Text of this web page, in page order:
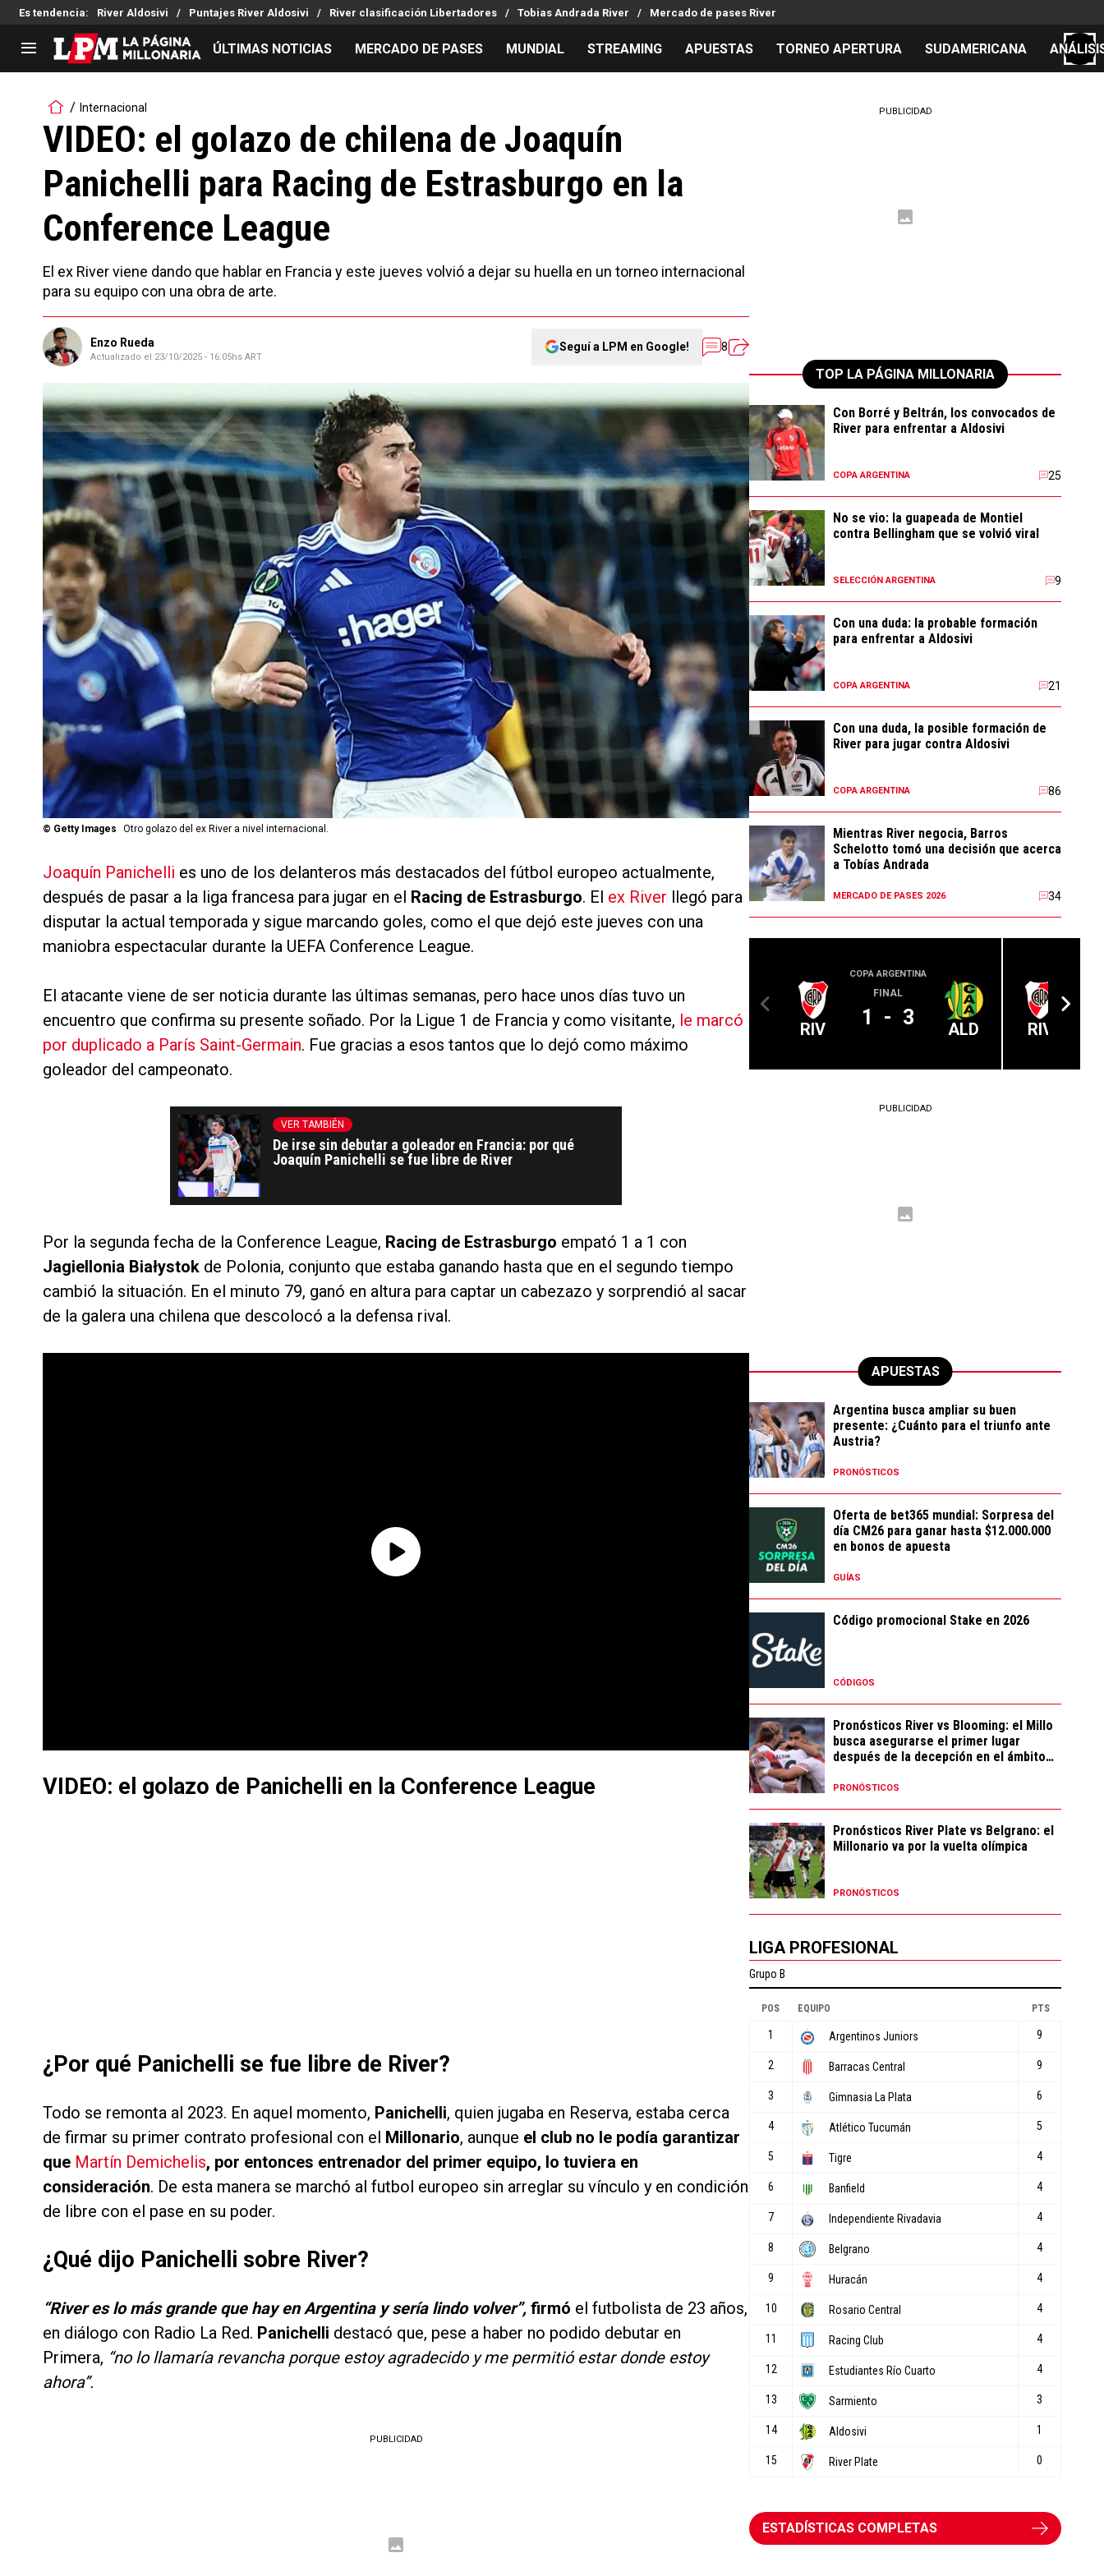
Es tendencia: River Aldosivi Puntajes River Aldosivi River clasificación Libertadores Tobias Andrada River Mercado de pases River
LIGA PROFESIONAL
Noticias
Tabla de posiciones
Fixture
Reserva
Copa Sudamericana
Copa Argentina
Selección Argentina
Mercado de Pases
Análisis tácticos
Juanfer Quintero
Chacho Coudet
Streaming
Entradas
Hinchas
Los goles de River
Pronósticos
ÚLTIMAS NOTICIAS MERCADO DE PASES MUNDIAL STREAMING APUESTAS TORNEO APERTURA SUDAMERICANA
Internacional
VIDEO: el golazo de chilena de Joaquín
Panichelli para Racing de Estrasburgo en la
Conference League
El ex River viene dando que hablar en Francia y este jueves volvió a dejar su huella en un torneo internacional
para su equipo con una obra de arte.
Enzo Rueda
Actualizado el 23/10/2025 - 16:05hs ART
Seguí a LPM en Google! 8
© Getty Images Otro golazo del ex River a nivel internacional.
Joaquín Panichelli es uno de los delanteros más destacados del fútbol europeo actualmente,
después de pasar a la liga francesa para jugar en el Racing de Estrasburgo. El ex River llegó para
disputar la actual temporada y sigue marcando goles, como el que dejó este jueves con una
maniobra espectacular durante la UEFA Conference League.
El atacante viene de ser noticia durante las últimas semanas, pero hace unos días tuvo un
encuentro que confirma su presente soñado. Por la Ligue 1 de Francia y como visitante, le marcó
por duplicado a París Saint-Germain. Fue gracias a esos tantos que lo dejó como máximo
goleador del campeonato.
VER TAMBIÉN
De irse sin debutar a goleador en Francia: por qué
Joaquín Panichelli se fue libre de River
Por la segunda fecha de la Conference League, Racing de Estrasburgo empató 1 a 1 con
Jagiellonia Białystok de Polonia, conjunto que estaba ganando hasta que en el segundo tiempo
cambió la situación. En el minuto 79, ganó en altura para captar un cabezazo y sorprendió al sacar
de la galera una chilena que descolocó a la defensa rival.
VIDEO: el golazo de Panichelli en la Conference League
¿Por qué Panichelli se fue libre de River?
Todo se remonta al 2023. En aquel momento, Panichelli, quien jugaba en Reserva, estaba cerca
de firmar su primer contrato profesional con el Millonario, aunque el club no le podía garantizar
que Martín Demichelis, por entonces entrenador del primer equipo, lo tuviera en
consideración. De esta manera se marchó al futbol europeo sin arreglar su vínculo y en condición
de libre con el pase en su poder.
¿Qué dijo Panichelli sobre River?
“River es lo más grande que hay en Argentina y sería lindo volver”, firmó el futbolista de 23 años,
en diálogo con Radio La Red. Panichelli destacó que, pese a haber no podido debutar en
Primera, “no lo llamaría revancha porque estoy agradecido y me permitió estar donde estoy
ahora”.
PUBLICIDAD
PUBLICIDAD
TOP LA PÁGINA MILLONARIA
Con Borré y Beltrán, los convocados de
River para enfrentar a Aldosivi
COPA ARGENTINA 25
No se vio: la guapeada de Montiel
contra Bellingham que se volvió viral
SELECCIÓN ARGENTINA 9
Con una duda: la probable formación
para enfrentar a Aldosivi
COPA ARGENTINA 21
Con una duda, la posible formación de
River para jugar contra Aldosivi
COPA ARGENTINA 86
Mientras River negocia, Barros
Schelotto tomó una decisión que acerca
a Tobías Andrada
MERCADO DE PASES 2026 34
COPA ARGENTINA
RIV
FINAL
1 - 3 ALD RIV
PUBLICIDAD
APUESTAS
Argentina busca ampliar su buen
presente: ¿Cuánto para el triunfo ante
Austria?
PRONÓSTICOS
Oferta de bet365 mundial: Sorpresa del
día CM26 para ganar hasta $12.000.000
en bonos de apuesta
GUÍAS
Código promocional Stake en 2026
CÓDIGOS
Pronósticos River vs Blooming: el Millo
busca asegurarse el primer lugar
después de la decepción en el ámbito
PRONÓSTICOS
Pronósticos River Plate vs Belgrano: el
Millonario va por la vuelta olímpica
PRONÓSTICOS
LIGA PROFESIONAL
ESTADÍSTICAS COMPLETAS